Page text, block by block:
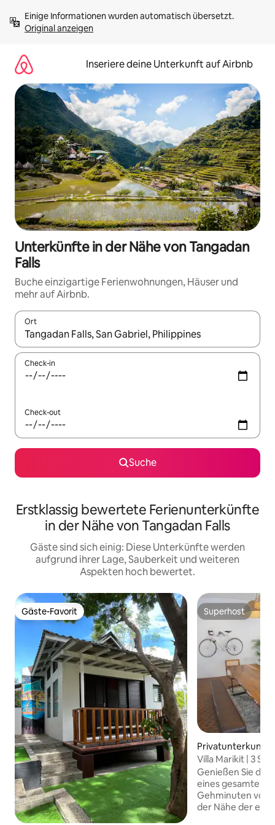
Inhalten
springenOriginal anzeigen
Inseriere deine Unterkunft auf Airbnb
Unterkünfte in der Nähe von Tangadan
Falls
Buche einzigartige Ferienwohnungen, Häuser und
mehr auf Airbnb.
Ort
Wenn Ergebnisse verfügbar sind, navigiere mit den
Check-in
Check-out
Suche
Erstklassig bewertete Ferienunterkünfte
in der Nähe von Tangadan Falls
Gäste sind sich einig: Diese Unterkünfte werden
aufgrund ihrer Lage, Sauberkeit und weiteren
Aspekten hoch bewertet.
Gäste-Favorit
Gäste-Favorit Superhost
Superhost
Privatunterkunft
n
Villa Marikit | 3
4 Badezimmer | 5
Genießen Sie die
eines gesamten
Gehminuten
der Nähe der